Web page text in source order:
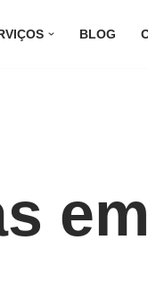
BLOG
em